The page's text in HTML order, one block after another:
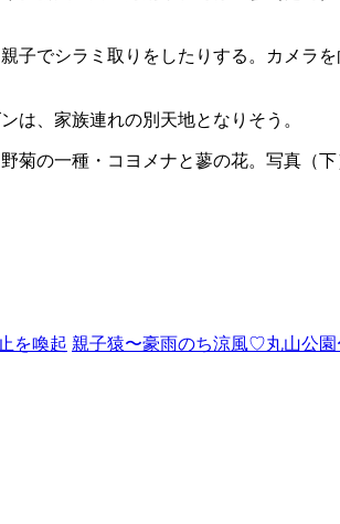
でシラミ取りをしたりする。カメラ
は、家族連れの別天地となりそう。
の一種・コヨメナと蓼の花。写真（
を喚起 親子猿〜豪雨のち涼風♡丸山公園